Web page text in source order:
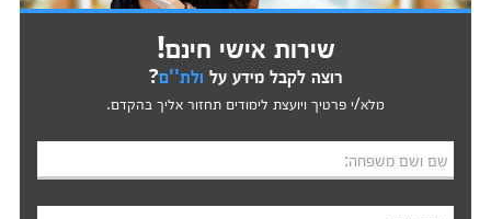
שירות אישי חינם!
רוצה לקבל מידע על ולת''ם?
מלא/י פרטיך ויועצת לימודים תחזור אליך בהקדם.
שם ושם משפחה: